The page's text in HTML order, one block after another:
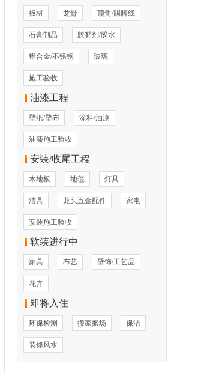
板材 龙骨 顶角/踢脚线
石膏制品 胶黏剂/胶水
铝合金/不锈钢 玻璃
施工验收
油漆工程
壁纸/壁布 涂料/油漆
油漆施工验收
安装/收尾工程
木地板 地毯 灯具
洁具 龙头五金配件 家电
安装施工验收
软装进行中
家具 布艺 壁饰/工艺品
花卉
即将入住
环保检测 搬家搬场 保洁
装修风水